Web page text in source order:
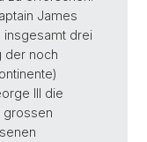
James
insgesamt drei
der noch
III die
grossen